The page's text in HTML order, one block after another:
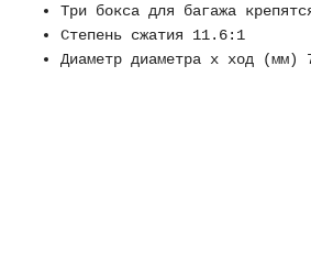
Три бокса для багажа
Степень сжатия 11.6:1
Диаметр диаметра х ход (мм)